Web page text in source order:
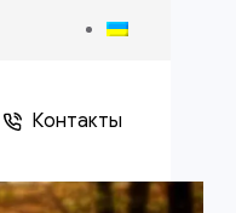
Контакты